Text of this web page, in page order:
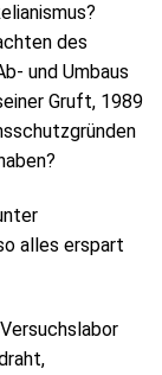
des
und Umbaus
Gruft, 1989
alles erspart